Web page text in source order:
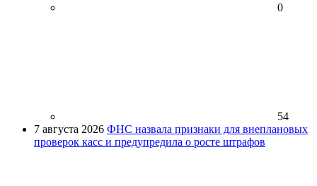
0
54
7 августа 2026 ФНС назвала признаки для внеплановых
проверок касс и предупредила о росте штрафов